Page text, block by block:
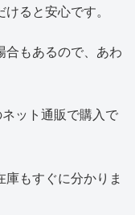
ると安心です。
合もあるので、あわ
ット通販で購入で
もすぐに分かりま